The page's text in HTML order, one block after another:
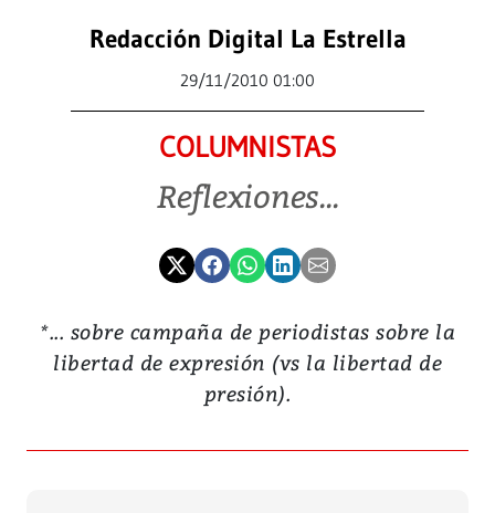
Redacción Digital La Estrella
29/11/2010 01:00
COLUMNISTAS
Reflexiones...
*... sobre campaña de periodistas sobre la
libertad de expresión (vs la libertad de
presión).